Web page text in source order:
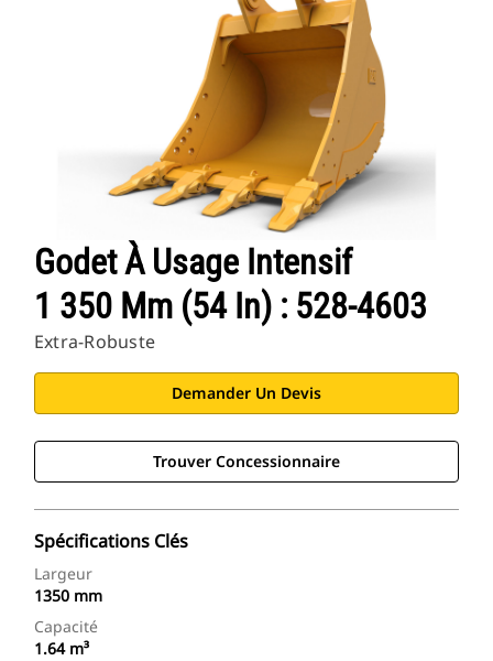
Godet À Usage Intensif
1 350 Mm (54 In) : 528-4603
Extra-Robuste
Demander Un Devis
Trouver Concessionnaire
Spécifications Clés
Largeur
1350 mm
Capacité
1.64 m³